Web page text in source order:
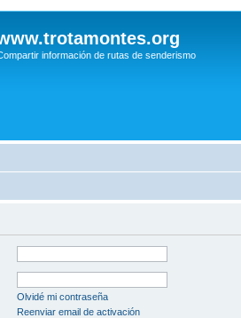
información de rutas de senderismo
Olvidé mi contraseña
Reenviar email de activación